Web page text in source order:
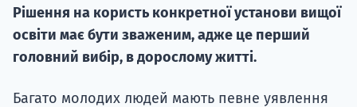
Рішення на користь конкретної установи вищої
освіти має бути зваженим, адже це перший
головний вибір, в дорослому житті.
Багато молодих людей мають певне уявлення